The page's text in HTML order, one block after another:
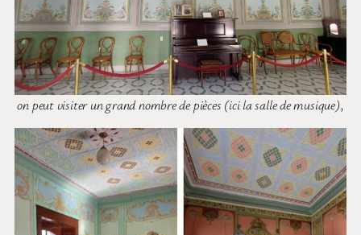
on peut visiter un grand nombre de pièces (ici la salle de musique),